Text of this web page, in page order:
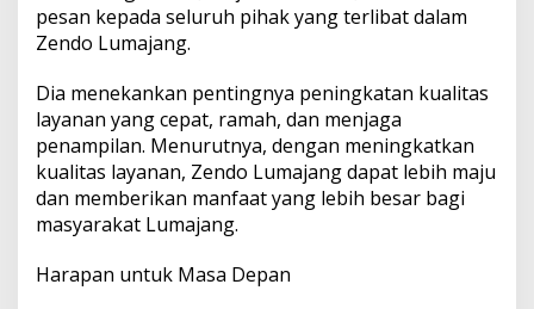
pesan kepada seluruh pihak yang terlibat dalam
Zendo Lumajang.
Dia menekankan pentingnya peningkatan kualitas
layanan yang cepat, ramah, dan menjaga
penampilan. Menurutnya, dengan meningkatkan
kualitas layanan, Zendo Lumajang dapat lebih maju
dan memberikan manfaat yang lebih besar bagi
masyarakat Lumajang.
Harapan untuk Masa Depan